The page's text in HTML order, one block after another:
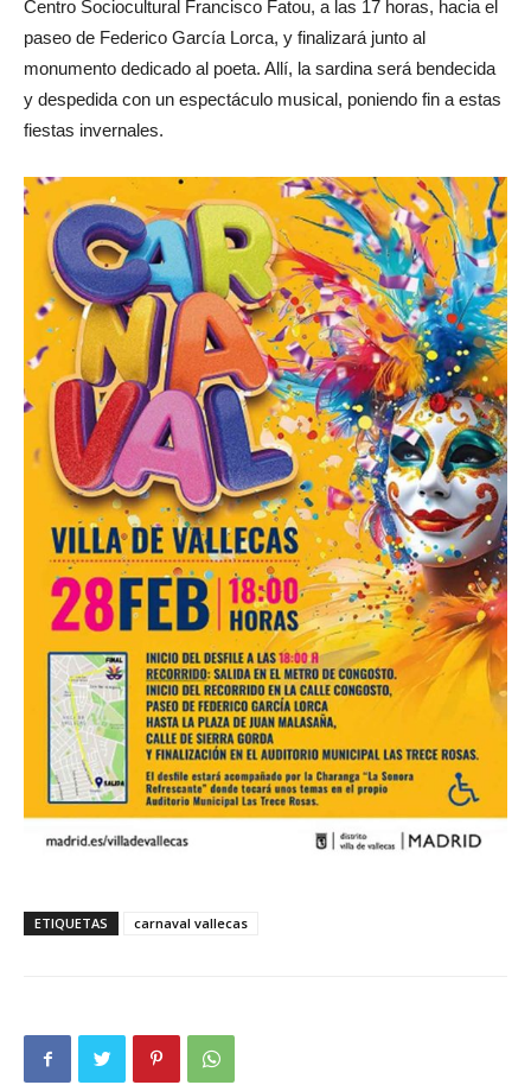
Centro Sociocultural Francisco Fatou, a las 17 horas, hacia el
paseo de Federico García Lorca, y finalizará junto al
monumento dedicado al poeta. Allí, la sardina será bendecida
y despedida con un espectáculo musical, poniendo fin a estas
fiestas invernales.
ETIQUETAS carnaval vallecas